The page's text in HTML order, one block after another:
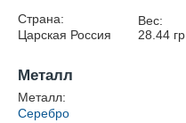
Страна:
Царская Россия
Вес:
28.44гр.
Металл
Металл:
Серебро